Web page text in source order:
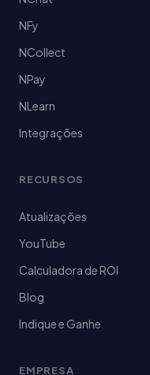
NFy
NCollect
NPay
NLearn
Integrações
RECURSOS
Atualizações
YouTube
Calculadora de ROI
Blog
Indique e Ganhe
EMPRESA